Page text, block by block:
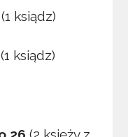
(1 ksiądz)
(1 ksiądz)